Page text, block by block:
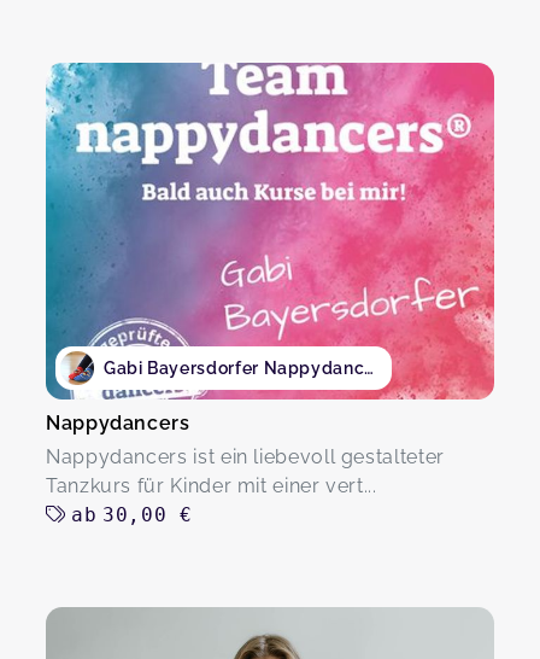
Gabi Bayersdorfer Nappydancers
Nappydancers
Nappydancers ist ein liebevoll gestalteter
Tanzkurs für Kinder mit einer vert...
ab 30,00 €